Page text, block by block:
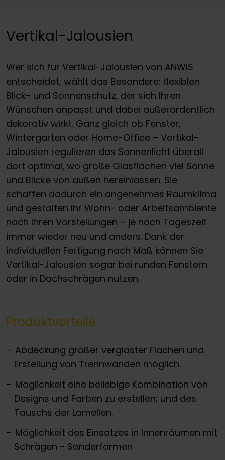
Vertikal-Jalousien
Wer sich für Vertikal-Jalousien von ANWIS
entscheidet, wählt das Besondere: flexiblen
Blick- und Sonnenschutz, der sich Ihren
Wünschen anpasst und dabei außerordentlich
dekorativ wirkt. Ganz gleich ob Fenster,
Wintergarten oder Home-Office – Vertikal-
Jalousien regulieren das Sonnenlicht überall
dort optimal, wo große Glasflächen viel Sonne
und Blicke von außen hereinlassen. Sie
schaffen dadurch ein angenehmes Raumklima
und gestalten Ihr Wohn- oder Arbeitsambiente
nach Ihren Vorstellungen – je nach Tageszeit
immer wieder neu und anders. Dank der
individuellen Fertigung nach Maß können Sie
Vertikal-Jalousien sogar bei runden Fenstern
oder in Dachschrägen nutzen.
Produktvorteile
Abdeckung großer verglaster Flächen und
Erstellung von Trennwänden möglich.
Möglichkeit eine beliebige Kombination von
Designs und Farben zu erstellen; und des
Tauschs der Lamellen.
Möglichkeit des Einsatzes in Innenräumen mit
Schrägen - Sonderformen